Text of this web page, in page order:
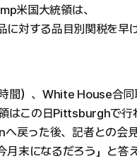
米国大統領は、
に対する品目別関税を早
間）、White House合同
はこの日Pittsburghで行
戻った後、記者との会
月末になるだろう」と答